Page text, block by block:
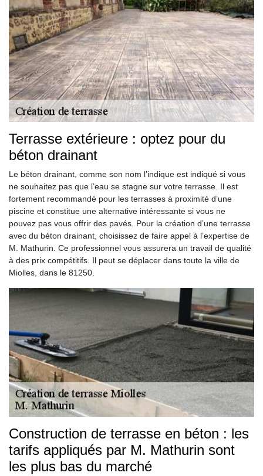
Terrasse extérieure : optez pour du
béton drainant
Le béton drainant, comme son nom l’indique est indiqué si vous
ne souhaitez pas que l’eau se stagne sur votre terrasse. Il est
fortement recommandé pour les terrasses à proximité d’une
piscine et constitue une alternative intéressante si vous ne
pouvez pas vous offrir des pavés. Pour la création d’une terrasse
avec du béton drainant, choisissez de faire appel à l’expertise de
M. Mathurin. Ce professionnel vous assurera un travail de qualité
à des prix compétitifs. Il peut se déplacer dans toute la ville de
Miolles, dans le 81250.
Construction de terrasse en béton : les
tarifs appliqués par M. Mathurin sont
les plus bas du marché